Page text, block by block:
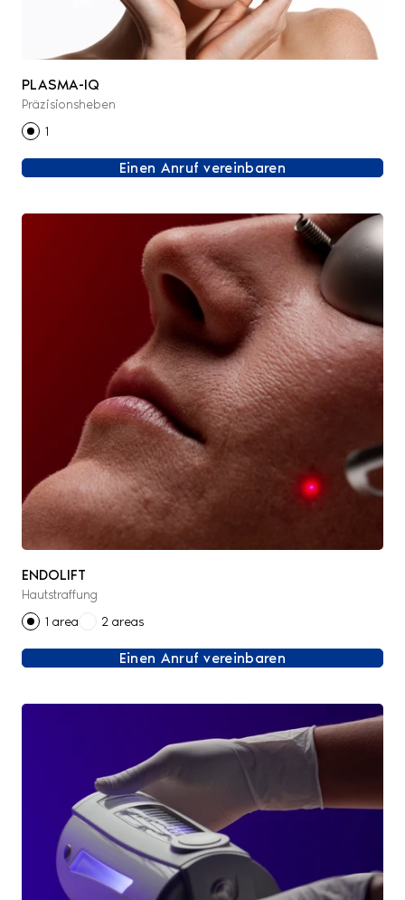
PLASMA-IQ
Präzisionsheben
1
Einen Anruf vereinbaren
ENDOLIFT
Hautstraffung
1 area
2 areas
Einen Anruf vereinbaren